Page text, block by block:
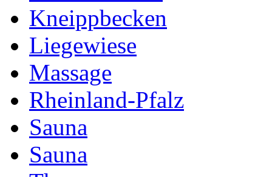
Kneippbecken
Liegewiese
Massage
Rheinland-Pfalz
Sauna
Sauna